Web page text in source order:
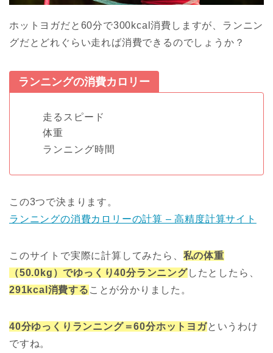
ホットヨガだと60分で300kcal消費しますが、ランニン
グだとどれぐらい走れば消費できるのでしょうか？
ランニングの消費カロリー
走るスピード
体重
ランニング時間
この3つで決まります。
ランニングの消費カロリーの計算 – 高精度計算サイト
このサイトで実際に計算してみたら、 私の体重
（50.0kg）でゆっくり40分ランニングしたとしたら、
291kcal消費する ことが分かりました。
40分ゆっくりランニング＝60分ホットヨガというわけ
ですね。